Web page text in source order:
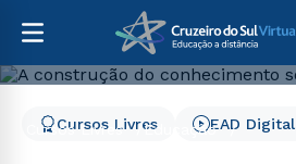
Cursos Livres
Educação
Cursos Livres EAD Digital